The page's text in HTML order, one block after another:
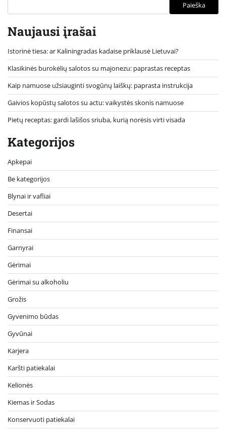
Paieška
Naujausi įrašai
Istorinė tiesa: ar Kaliningradas kadaise priklausė Lietuvai?
Klasikinės burokėlių salotos su majonezu: paprastas receptas
Kaip namuose užsiauginti svogūnų laiškų: paprasta instrukcija
Gaivios kopūstų salotos su actu: vaikystės skonis namuose
Pietų receptas: gardi lašišos sriuba, kurią norėsis virti visada
Kategorijos
Apkepai
Be kategorijos
Blynai ir vafliai
Desertai
Finansai
Garnyrai
Gėrimai
Gėrimai su alkoholiu
Grožis
Gyvenimo būdas
Gyvūnai
Karjera
Karšti patiekalai
Kelionės
Kiemas ir Sodas
Konservuoti patiekalai